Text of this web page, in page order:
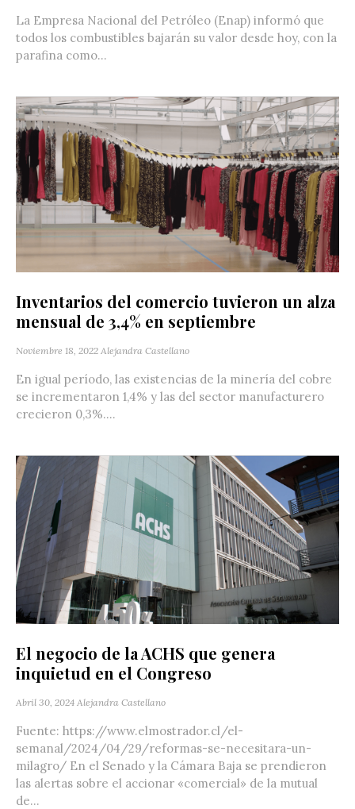
La Empresa Nacional del Petróleo (Enap) informó que
todos los combustibles bajarán su valor desde hoy, con la
parafina como...
Inventarios del comercio tuvieron un alza
mensual de 3,4% en septiembre
Noviembre 18, 2022 Alejandra Castellano
En igual período, las existencias de la minería del cobre
se incrementaron 1,4% y las del sector manufacturero
crecieron 0,3%....
El negocio de la ACHS que genera
inquietud en el Congreso
Abril 30, 2024 Alejandra Castellano
Fuente: https://www.elmostrador.cl/el-
semanal/2024/04/29/reformas-se-necesitara-un-
milagro/ En el Senado y la Cámara Baja se prendieron
las alertas sobre el accionar «comercial» de la mutual
de...